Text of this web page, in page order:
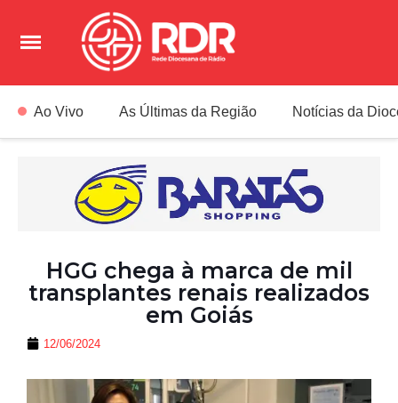
Ao Vivo As Últimas da Região Notícias da
HGG chega à marca de mil
transplantes renais realizados
em Goiás
12/06/2024